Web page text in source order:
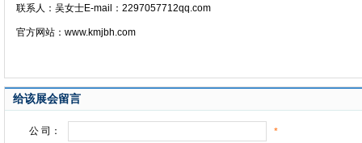
联系人：吴女士E-mail：2297057712qq.com
官方网站：www.kmjbh.com
给该展会留言
公 司： *